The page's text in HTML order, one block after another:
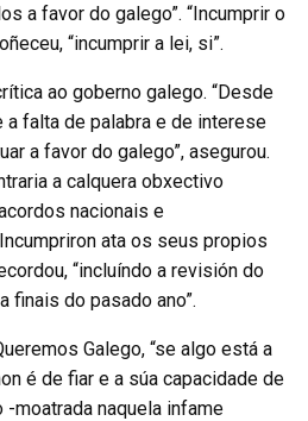
a favor do galego”. “Incumprir o
“incumprir a lei, si”.
ao goberno galego. “Desde
falta de palabra e de interese
a favor do galego”, asegurou.
a calquera obxectivo
nacionais e
ata os seus propios
“incluíndo a revisión do
finais do pasado ano”.
Galego, “se algo está a
é de fiar e a súa capacidade de
moatrada naquela infame